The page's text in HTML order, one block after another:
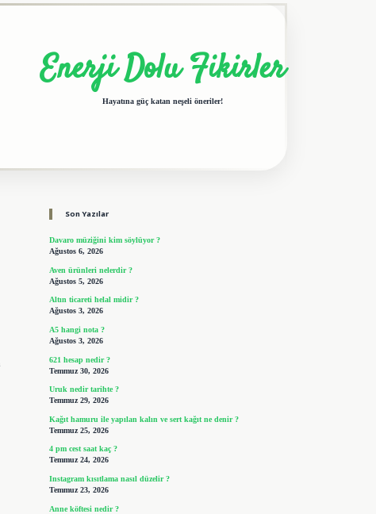
Enerji Dolu Fikirler
Hayatına güç katan neşeli öneriler!
Son Yazılar
Davaro müziğini kim söylüyor ?
Ağustos 6, 2026
Aven ürünleri nelerdir ?
Ağustos 5, 2026
Altın ticareti helal midir ?
Ağustos 3, 2026
A5 hangi nota ?
Ağustos 3, 2026
621 hesap nedir ?
Temmuz 30, 2026
Uruk nedir tarihte ?
Temmuz 29, 2026
Kağıt hamuru ile yapılan kalın ve sert kağıt ne denir ?
Temmuz 25, 2026
4 pm cest saat kaç ?
Temmuz 24, 2026
Instagram kısıtlama nasıl düzelir ?
Temmuz 23, 2026
Anne köftesi nedir ?